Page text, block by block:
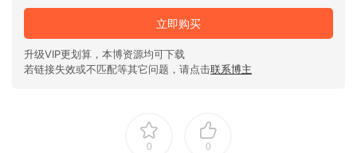
立即购买
升级VIP更划算，本博资源均可下载
若链接失效或不匹配等其它问题，请点击联系博主
0 0